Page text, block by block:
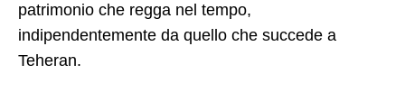
patrimonio che regga nel tempo,
indipendentemente da quello che succede a
Teheran.